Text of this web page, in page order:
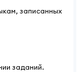
записанных
заданий.